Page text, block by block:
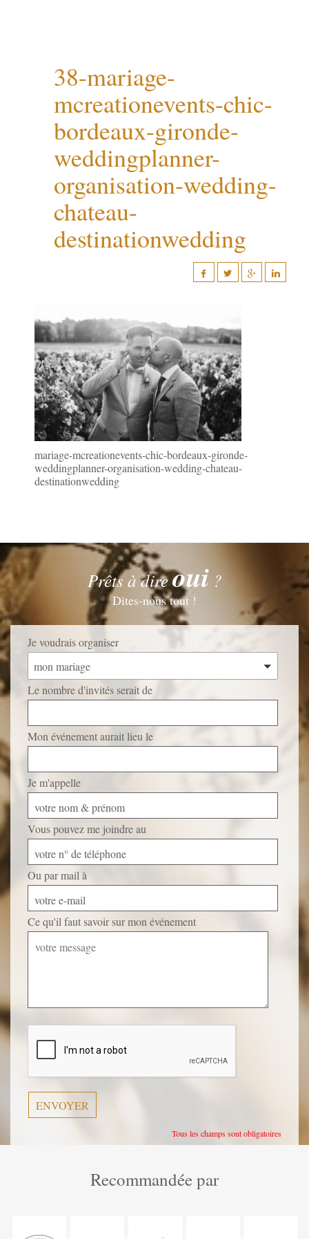
38-mariage-
mcreationevents-chic-
bordeaux-gironde-
weddingplanner-
organisation-wedding-
chateau-
destinationwedding
mariage-mcreationevents-chic-bordeaux-gironde-
weddingplanner-organisation-wedding-chateau-
destinationwedding
Prêts à direoui ?
Dites-nous tout !
Je voudrais organiser
mon mariage
Le nombre d'invités serait de
Mon événement aurait lieu le
Je m'appelle
votre nom & prénom
Vous pouvez me joindre au
votre n° de téléphone
Ou par mail à
votre e-mail
Ce qu'il faut savoir sur mon événement
champ
vide.
Tous les champs sont obligatoires
Recommandée par